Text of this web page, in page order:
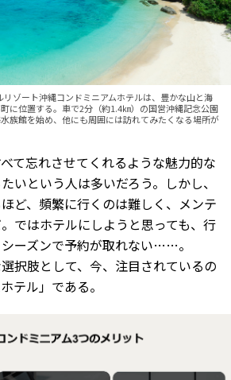
ゾート沖縄コンドミニアムホテルは、豊かな山と海
に位置する。車で2分（約1.4㎞）の国営沖縄記念公園
水族館を始め、他にも周囲には訪れてみたくなる場所が
て忘れさせてくれるような魅力的な
いという人は多いだろう。しかし、
ど、頻繁に行くのは難しく、メンテ
ではホテルにしようと思っても、行
ーズンで予約が取れない……。
択肢として、今、注目されているの
テル」である。